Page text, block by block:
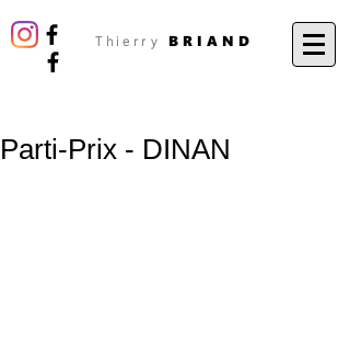
Thierry BRIAND
Parti-Prix - DINAN